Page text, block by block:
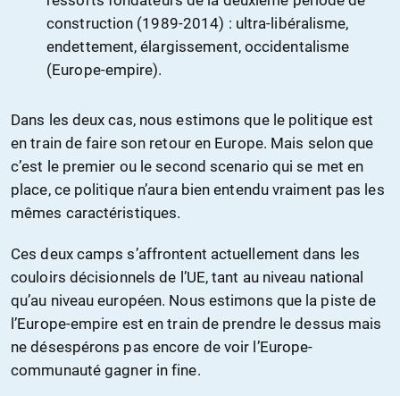
construction (1989-2014) : ultra-libéralisme,
endettement, élargissement, occidentalisme
(Europe-empire).
Dans les deux cas, nous estimons que le politique est
en train de faire son retour en Europe. Mais selon que
c’est le premier ou le second scenario qui se met en
place, ce politique n’aura bien entendu vraiment pas les
mêmes caractéristiques.
Ces deux camps s’affrontent actuellement dans les
couloirs décisionnels de l’UE, tant au niveau national
qu’au niveau européen. Nous estimons que la piste de
l’Europe-empire est en train de prendre le dessus mais
ne désespérons pas encore de voir l’Europe-
communauté gagner in fine.